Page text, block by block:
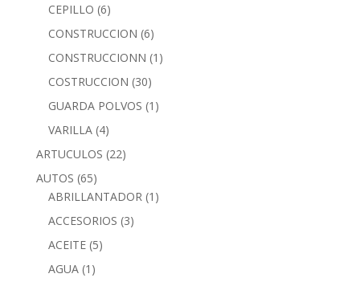
CEPILLO (6)
CONSTRUCCION (6)
CONSTRUCCIONN (1)
COSTRUCCION (30)
GUARDA POLVOS (1)
VARILLA (4)
ARTUCULOS (22)
AUTOS (65)
ABRILLANTADOR (1)
ACCESORIOS (3)
ACEITE (5)
AGUA (1)